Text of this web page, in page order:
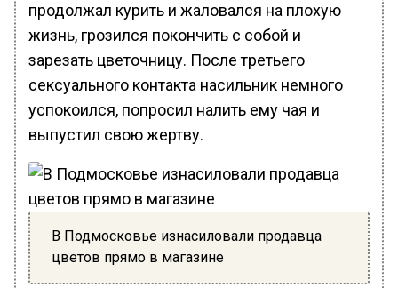
продолжал курить и жаловался на плохую
жизнь, грозился покончить с собой и
зарезать цветочницу. После третьего
сексуального контакта насильник немного
успокоился, попросил налить ему чая и
выпустил свою жертву.
В Подмосковье изнасиловали продавца
цветов прямо в магазине